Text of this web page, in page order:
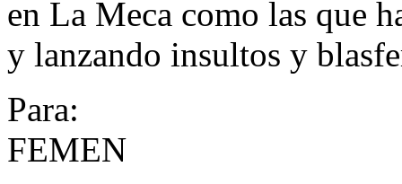
en La Meca como las que
y lanzando insultos y
Para:
FEMEN